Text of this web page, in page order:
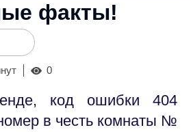
факты!
0
код ошибки 404
в честь комнаты №